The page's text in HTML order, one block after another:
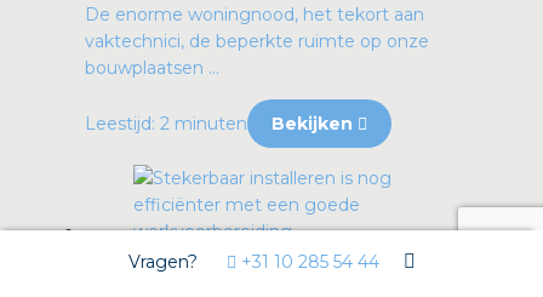
De enorme woningnood, het tekort aan
vaktechnici, de beperkte ruimte op onze
bouwplaatsen ...
Leestijd: 2 minuten Bekijken
04 december 2024
Vragen? +31 10 285 54 44